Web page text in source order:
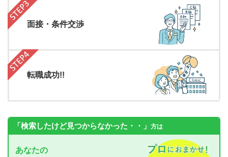
面接・条件交渉
転職成功!!
「検索したけど見つからなかった・・」 方は
あなたの